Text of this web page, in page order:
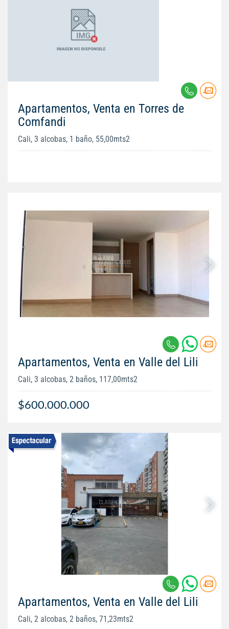
Apartamentos, Venta en Torres de
Comfandi
Cali, 3 alcobas, 1 baño, 55,00mts2
Apartamentos, Venta en Valle del Lili
Cali, 3 alcobas, 2 baños, 117,00mts2
$600.000.000
Apartamentos, Venta en Valle del Lili
Cali, 2 alcobas, 2 baños, 71,23mts2